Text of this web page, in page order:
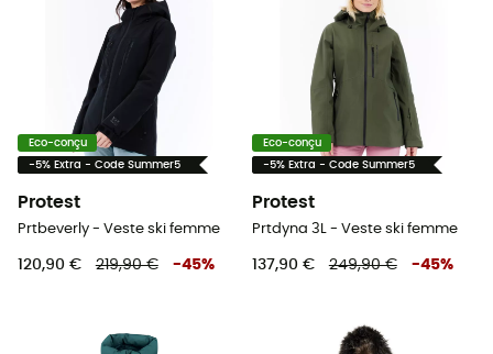
Eco-conçu
-5% Extra - Code Summer5
Protest
Prtbeverly - Veste ski femme
120,90 € 219,90 € -45%
Eco-conçu
-5% Extra - Code Summer5
Protest
Prtdyna 3L - Veste ski femme
137,90 € 249,90 € -45%